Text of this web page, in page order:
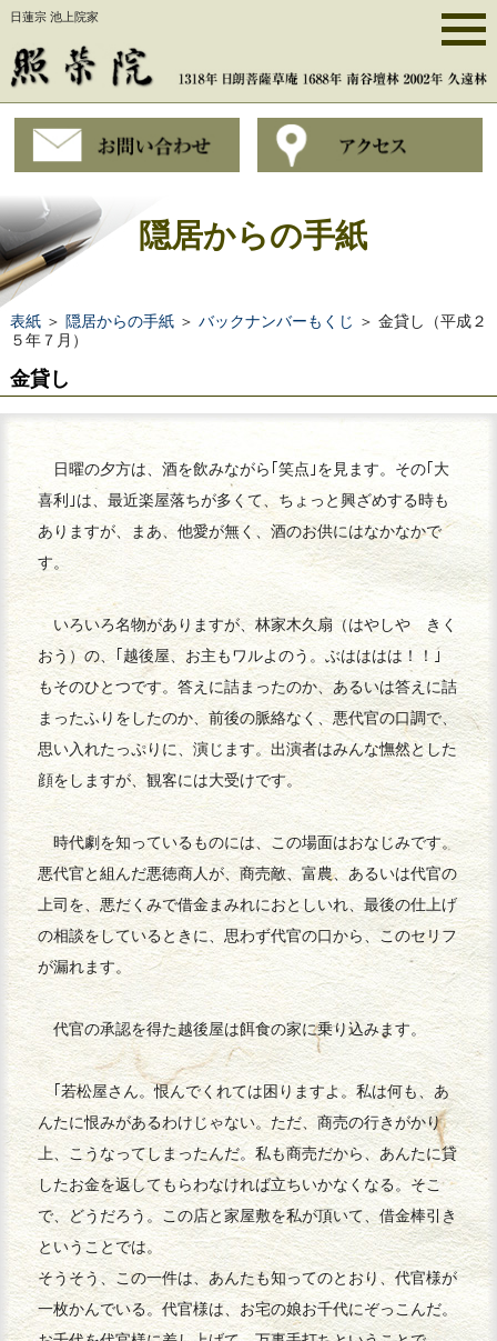
日蓮宗 池上院家
隠居からの手紙
表紙＞ 隠居からの手紙＞ バックナンバーもくじ ＞ 金貸し（平成２
５年７月）
金貸し
日曜の夕方は、酒を飲みながら｢笑点｣を見ます。その｢大
喜利｣は、最近楽屋落ちが多くて、ちょっと興ざめする時も
ありますが、まあ、他愛が無く、酒のお供にはなかなかで
す。
いろいろ名物がありますが、林家木久扇（はやしや きく
おう）の、｢越後屋、お主もワルよのう。ぶはははは！！｣
もそのひとつです。答えに詰まったのか、あるいは答えに詰
まったふりをしたのか、前後の脈絡なく、悪代官の口調で、
思い入れたっぷりに、演じます。出演者はみんな憮然とした
顔をしますが、観客には大受けです。
時代劇を知っているものには、この場面はおなじみです。
悪代官と組んだ悪徳商人が、商売敵、富農、あるいは代官の
上司を、悪だくみで借金まみれにおとしいれ、最後の仕上げ
の相談をしているときに、思わず代官の口から、このセリフ
が漏れます。
代官の承認を得た越後屋は餌食の家に乗り込みます。
｢若松屋さん。恨んでくれては困りますよ。私は何も、あ
んたに恨みがあるわけじゃない。ただ、商売の行きがかり
上、こうなってしまったんだ。私も商売だから、あんたに貸
したお金を返してもらわなければ立ちいかなくなる。そこ
で、どうだろう。この店と家屋敷を私が頂いて、借金棒引き
ということでは。
そうそう、この一件は、あんたも知ってのとおり、代官様が
一枚かんでいる。代官様は、お宅の娘お千代にぞっこんだ。